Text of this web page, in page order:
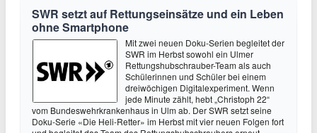
SWR setzt auf Rettungseinsätze und ein Leben
ohne Smartphone
Mit zwei neuen Doku-Serien begleitet der
SWR im Herbst sowohl ein Ulmer
Rettungshubschrauber-Team als auch
Schülerinnen und Schüler bei einem
dreiwöchigen Digitalexperiment. Wenn
jede Minute zählt, hebt „Christoph 22“
vom Bundeswehrkrankenhaus in Ulm ab. Der SWR setzt seine
Doku-Serie «Die Heli-Retter» im Herbst mit vier neuen Folgen fort